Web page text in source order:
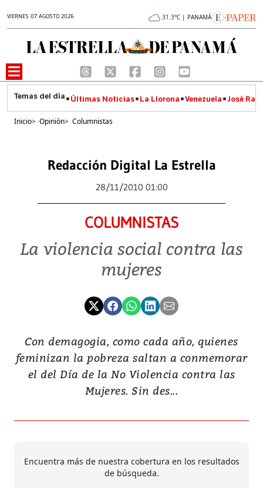
VIERNES 07 AGOSTO 2026 31.3°C | PANAMÁ
Últimas Noticias La Llorona Venezuela José
Inicio> Opinión> Columnistas
Redacción Digital La Estrella
28/11/2010 01:00
COLUMNISTAS
La violencia social contra las
mujeres
Con demagogia, como cada año, quienes
feminizan la pobreza saltan a conmemorar
el del Día de la No Violencia contra las
Mujeres. Sin des...
Encuentra más de nuestra cobertura en los resultados
de búsqueda.